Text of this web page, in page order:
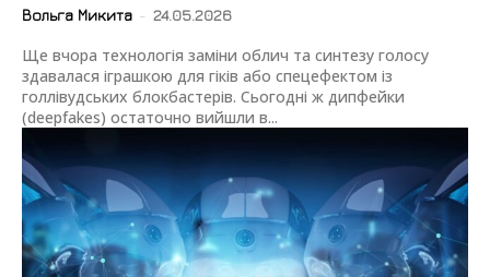
Вольга Микита - 24.05.2026
Ще вчора технологія заміни облич та синтезу голосу
здавалася іграшкою для гіків або спецефектом із
голлівудських блокбастерів. Сьогодні ж дипфейки
(deepfakes) остаточно вийшли в...